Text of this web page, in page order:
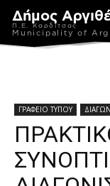
Δήμος
Π.Ε. Καρδίτσας
Municipality of
ΓΡΑΦΕΙΟ ΤΥΠΟΥ